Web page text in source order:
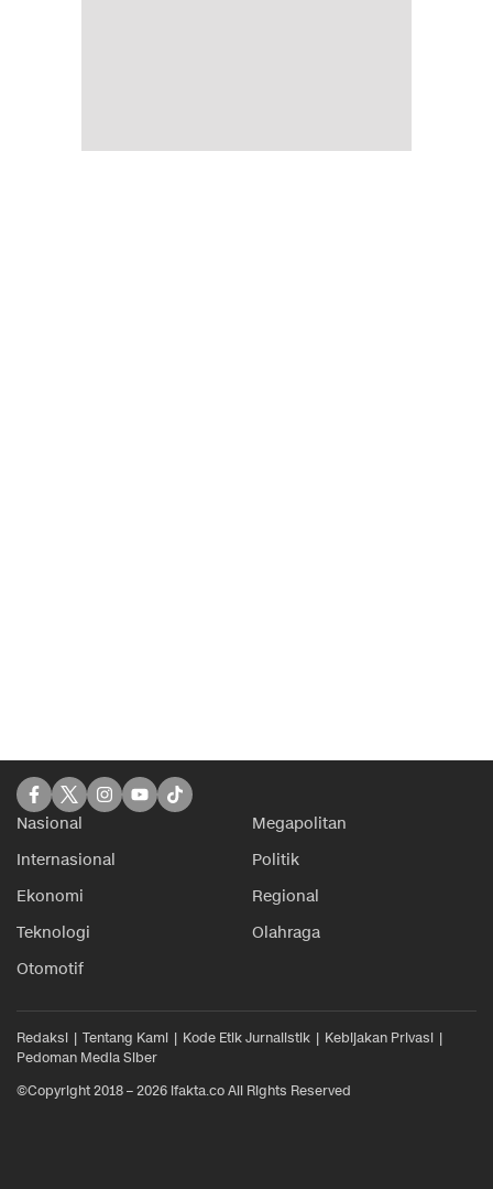
Nasional
Megapolitan
Internasional
Politik
Ekonomi
Regional
Teknologi
Olahraga
Otomotif
Redaksi Tentang Kami Kode Etik Jurnalistik
Kebijakan Privasi
Pedoman Media Siber
©Copyright 2018 – 2026 ifakta.co All Rights Reserved